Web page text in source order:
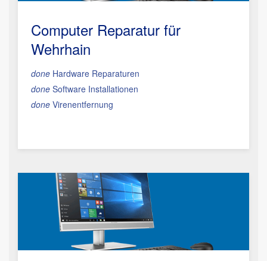
Computer Reparatur für
Wehrhain
done Hardware Reparaturen
done Software Installationen
done Virenentfernung